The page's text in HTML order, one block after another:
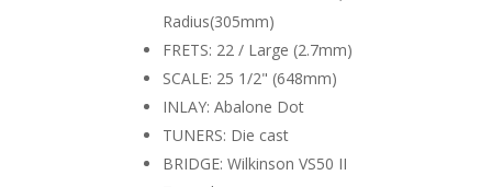
Radius(305mm)
FRETS: 22 / Large (2.7mm)
SCALE: 25 1/2" (648mm)
INLAY: Abalone Dot
TUNERS: Die cast
BRIDGE: Wilkinson VS50 II